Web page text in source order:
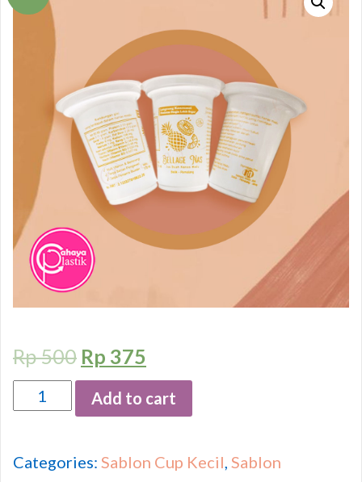
Rp500 Rp 375
Quantity Add to cart
Categories: Sablon Cup Kecil Sablon